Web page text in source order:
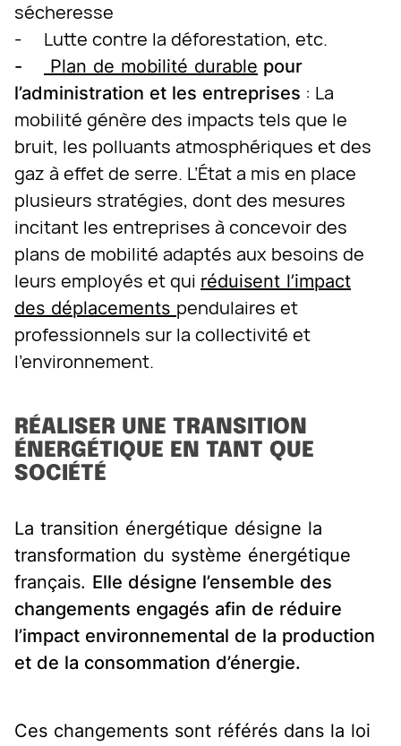
sécheresse
- Lutte contre la déforestation, etc.
- Plan de mobilité durable pour
l’administration et les entreprises : La
mobilité génère des impacts tels que le
bruit, les polluants atmosphériques et des
gaz à effet de serre. L’État a mis en place
plusieurs stratégies, dont des mesures
incitant les entreprises à concevoir des
plans de mobilité adaptés aux besoins de
leurs employés et qui réduisent l’impact
des déplacements pendulaires et
professionnels sur la collectivité et
l’environnement.
RÉALISER UNE TRANSITION
ÉNERGÉTIQUE EN TANT QUE
SOCIÉTÉ
La transition énergétique désigne la
transformation du système énergétique
français. Elle désigne l’ensemble des
changements engagés afin de réduire
l’impact environnemental de la production
et de la consommation d’énergie.
Ces changements sont référés dans la loi